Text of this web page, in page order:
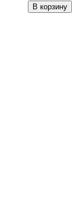
В корзину